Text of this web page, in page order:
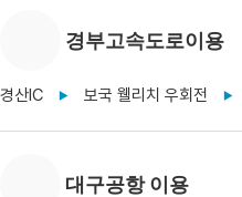
경부고속도로이용
경산IC ▶ 보국 웰리치 우회전 ▶
대구공항 이용